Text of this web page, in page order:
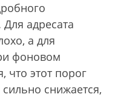
адресата
а для
фоновом
что этот порог
снижается,